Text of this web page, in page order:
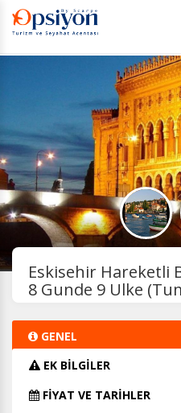
Eskisehir Hareketli
8 Gunde 9 Ulke
GENEL
EK BİLGİLER
FİYAT VE TARİHLER